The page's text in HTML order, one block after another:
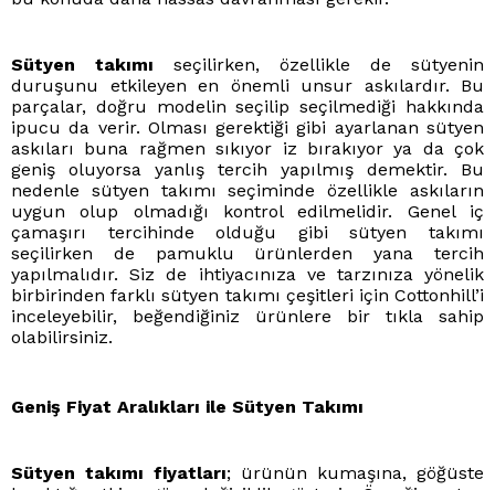
Sütyen takımı seçilirken, özellikle de sütyenin
duruşunu etkileyen en önemli unsur askılardır. Bu
parçalar, doğru modelin seçilip seçilmediği hakkında
ipucu da verir. Olması gerektiği gibi ayarlanan sütyen
askıları buna rağmen sıkıyor iz bırakıyor ya da çok
geniş oluyorsa yanlış tercih yapılmış demektir. Bu
nedenle sütyen takımı seçiminde özellikle askıların
uygun olup olmadığı kontrol edilmelidir. Genel iç
çamaşırı tercihinde olduğu gibi sütyen takımı
seçilirken de pamuklu ürünlerden yana tercih
yapılmalıdır. Siz de ihtiyacınıza ve tarzınıza yönelik
birbirinden farklı sütyen takımı çeşitleri için Cottonhill’i
inceleyebilir, beğendiğiniz ürünlere bir tıkla sahip
olabilirsiniz.
Geniş Fiyat Aralıkları ile Sütyen Takımı
Sütyen takımı fiyatları; ürünün kumaşına, göğüste